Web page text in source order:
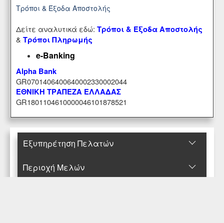
Τρόποι & Έξοδα Αποστολής
Δείτε αναλυτικά εδώ: Τρόποι & Έξοδα Αποστολής
& Τρόποι Πληρωμής
e-Banking
Alpha Bank
GR0701406400640002330002044
ΕΘΝΙΚΗ ΤΡΑΠΕΖΑ ΕΛΛΑΔΑΣ
GR1801104610000046101878521
Εξυπηρέτηση Πελατών
Περιοχή Mελών